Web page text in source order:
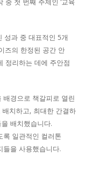
성과 중 대표적인 5개
즈의 한정된 공간 안
정리하는 데에 주안점
경으로 책갈피로 열린
치하고, 최대한 간결하
배치했습니다.
록 일관적인 컬러톤
들을 사용했습니다.